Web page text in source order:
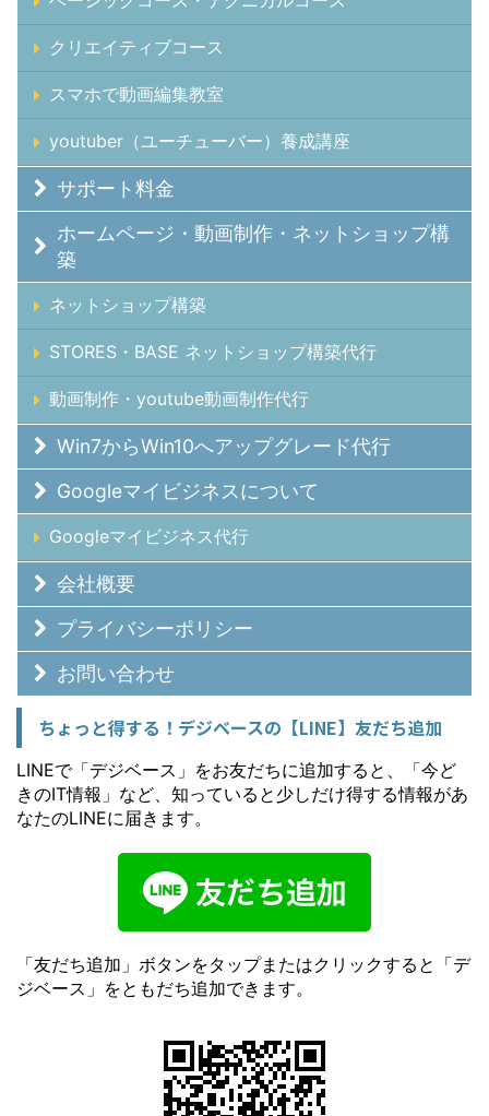
クリエイティブコース
スマホで動画編集教室
youtuber（ユーチューバー）養成講座
サポート料金
ホームページ・動画制作・ネットショップ構
築
ネットショップ構築
STORES・BASE ネットショップ構築代行
動画制作・youtube動画制作代行
Win7からWin10へアップグレード代行
Googleマイビジネスについて
Googleマイビジネス代行
会社概要
プライバシーポリシー
お問い合わせ
ちょっと得する！デジベースの【LINE】友だち追加
LINEで「デジベース」をお友だちに追加すると、「今ど
きのIT情報」など、知っていると少しだけ得する情報があ
なたのLINEに届きます。
「友だち追加」ボタンをタップまたはクリックすると「デ
ジベース」をともだち追加できます。